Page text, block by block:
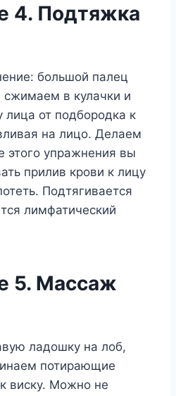
4. Подтяжка
большой палец
сжимаем в кулачки и
от подбородка к
на лицо. Делаем
этого упражнения вы
прилив крови к лицу
Подтягивается
лимфатический
5. Массаж
ладошку на лоб,
потирающие
виску. Можно не